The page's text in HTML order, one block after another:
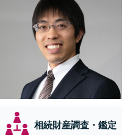
相続財産調査・鑑定